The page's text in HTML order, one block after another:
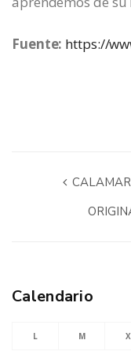
Fuente: https://
Calendario
L M X